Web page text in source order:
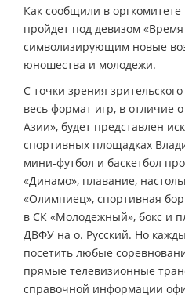
Как сообщили в
пройдет под девизом
символизирующим новые
юношества и молодежи.
С точки зрения
весь формат игр, в отличие
Азии», будет представлен
спортивных площадках
мини-футбол и баскетбол
«Динамо», плавание,
«Олимпиец», спортивная
в СК «Молодежный», бокс и
ДВФУ на о. Русский. Но
посетить любые
прямые телевизионные
справочной информации